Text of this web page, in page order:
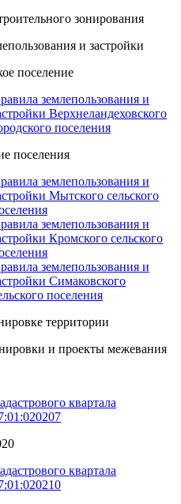
зонирования
и застройки
поселение
землепользования и
Верхнеландеховского
поселения
поселения
землепользования и
Мытского сельского
землепользования и
Кромского сельского
землепользования и
Симаковского
поселения
территории
и проекты межевания
квартала
квартала